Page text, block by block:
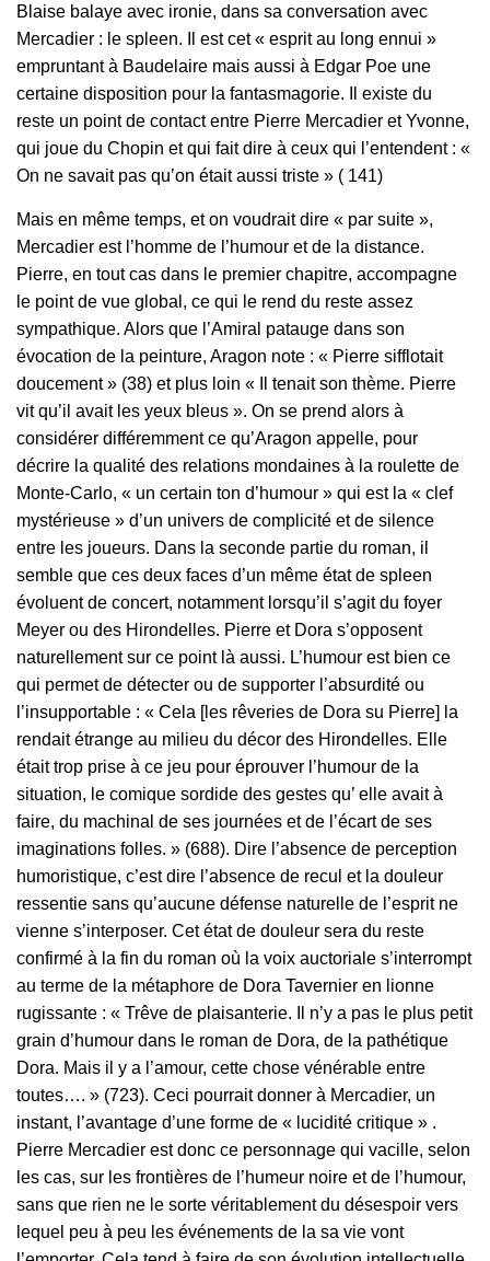
Blaise balaye avec ironie, dans sa conversation avec
Mercadier : le spleen. Il est cet « esprit au long ennui »
empruntant à Baudelaire mais aussi à Edgar Poe une
certaine disposition pour la fantasmagorie. Il existe du
reste un point de contact entre Pierre Mercadier et Yvonne,
qui joue du Chopin et qui fait dire à ceux qui l’entendent : «
On ne savait pas qu’on était aussi triste » ( 141)
Mais en même temps, et on voudrait dire « par suite »,
Mercadier est l’homme de l’humour et de la distance.
Pierre, en tout cas dans le premier chapitre, accompagne
le point de vue global, ce qui le rend du reste assez
sympathique. Alors que l’Amiral patauge dans son
évocation de la peinture, Aragon note : « Pierre sifflotait
doucement » (38) et plus loin « Il tenait son thème. Pierre
vit qu’il avait les yeux bleus ». On se prend alors à
considérer différemment ce qu’Aragon appelle, pour
décrire la qualité des relations mondaines à la roulette de
Monte-Carlo, « un certain ton d’humour » qui est la « clef
mystérieuse » d’un univers de complicité et de silence
entre les joueurs. Dans la seconde partie du roman, il
semble que ces deux faces d’un même état de spleen
évoluent de concert, notamment lorsqu’il s’agit du foyer
Meyer ou des Hirondelles. Pierre et Dora s’opposent
naturellement sur ce point là aussi. L’humour est bien ce
qui permet de détecter ou de supporter l’absurdité ou
l’insupportable : « Cela [les rêveries de Dora su Pierre] la
rendait étrange au milieu du décor des Hirondelles. Elle
était trop prise à ce jeu pour éprouver l’humour de la
situation, le comique sordide des gestes qu’ elle avait à
faire, du machinal de ses journées et de l’écart de ses
imaginations folles. » (688). Dire l’absence de perception
humoristique, c’est dire l’absence de recul et la douleur
ressentie sans qu’aucune défense naturelle de l’esprit ne
vienne s’interposer. Cet état de douleur sera du reste
confirmé à la fin du roman où la voix auctoriale s’interrompt
au terme de la métaphore de Dora Tavernier en lionne
rugissante : « Trêve de plaisanterie. Il n’y a pas le plus petit
grain d’humour dans le roman de Dora, de la pathétique
Dora. Mais il y a l’amour, cette chose vénérable entre
toutes…. » (723). Ceci pourrait donner à Mercadier, un
instant, l’avantage d’une forme de « lucidité critique » .
Pierre Mercadier est donc ce personnage qui vacille, selon
les cas, sur les frontières de l’humeur noire et de l’humour,
sans que rien ne le sorte véritablement du désespoir vers
lequel peu à peu les événements de la sa vie vont